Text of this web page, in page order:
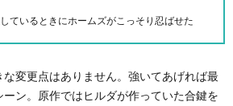
ているときにホームズがこっそり忍ばせた
変更点はありません。強いてあげれば最
ン。原作ではヒルダが作っていた合鍵を